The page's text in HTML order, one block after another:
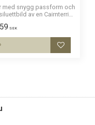
med snygg passform och
av en Cairnterrier.
SEK
Lägg till i